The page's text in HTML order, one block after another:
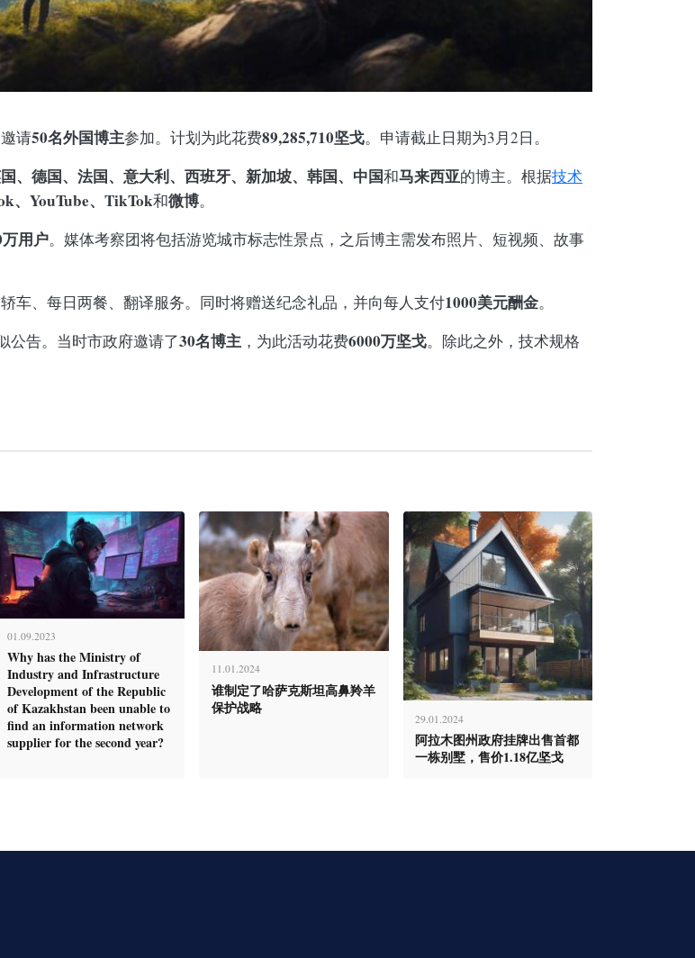
请50名外国博主参加。计划为此花费89,285,710坚戈。申请截止日期为3月2日。
、德国、法国、意大利、西班牙、新加坡、韩国、中国和马来西亚的博主。根据技术
、YouTube、TikTok和微博。
用户。媒体考察团将包括游览城市标志性景点，之后博主需发布照片、短视频、故事
车、每日两餐、翻译服务。同时将赠送纪念礼品，并向每人支付1000美元酬金。
公告。当时市政府邀请了30名博主 ，为此活动花费6000万坚戈。除此之外，技术规格
01.09.2023
Why has the Ministry of
Industry and Infrastructure
Development of the Republic
of Kazakhstan been unable to
find an information network
supplier for the second year?
11.01.2024
谁制定了哈萨克斯坦高鼻羚羊
保护战略
29.01.2024
阿拉木图州政府挂牌出售首都
一栋别墅，售价1.18亿坚戈